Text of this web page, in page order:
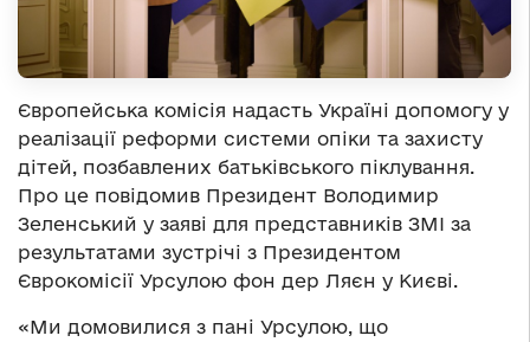
Європейська комісія надасть Україні допомогу у
реалізації реформи системи опіки та захисту
дітей, позбавлених батьківського піклування.
Про це повідомив Президент Володимир
Зеленський у заяві для представників ЗМІ за
результатами зустрічі з Президентом
Єврокомісії Урсулою фон дер Ляєн у Києві.
«Ми домовилися з пані Урсулою, що